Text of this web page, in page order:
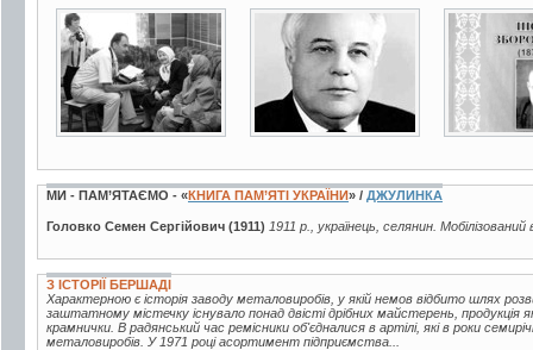
5 фото 3 фото
МИ - ПАМ’ЯТАЄМО - «КНИГА ПАМ’ЯТІ УКРАЇНИ» / ДЖУЛИНКА
Головко Семен Сергійович (1911) 1911 р., українець, селянин.
З ІСТОРІЇ БЕРШАДІ
Характерною є історія заводу металовиробів, у якій немов відбито шлях
заштатному містечку існувало понад двісті дрібних майстерень, продукція
крамнички. В радянський час ремісники об'єдналися в артілі, які в роки
металовиробів. У 1971 році асортимент підприємства...